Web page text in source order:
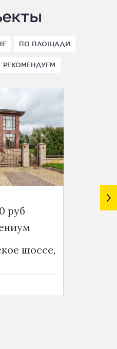
ПО ПЛОЩАДИ
РЕКОМЕНДУЕМ
руб
шоссе,
ID 7244